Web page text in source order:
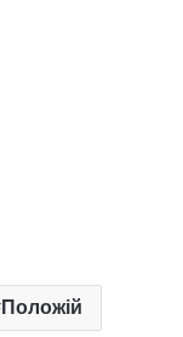
Положій